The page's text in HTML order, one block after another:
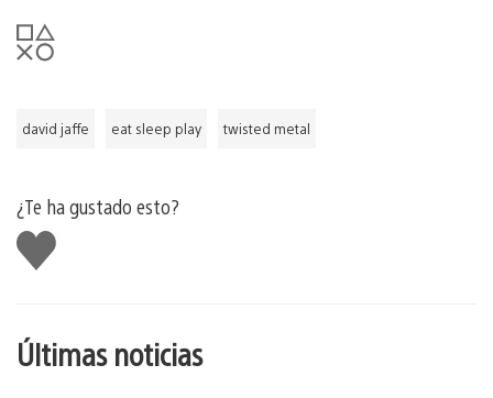
david jaffe eat sleep play twisted metal
¿Te ha gustado esto?
Me
gusta
Últimas noticias